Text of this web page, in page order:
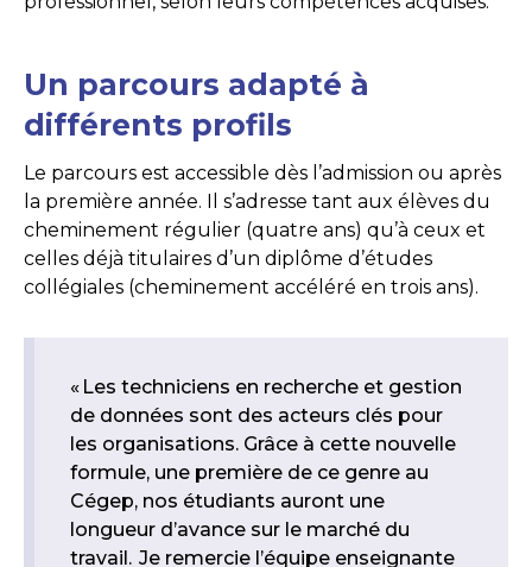
Un parcours adapté à
différents profils
Le parcours est accessible dès l’admission ou après
la première année. Il s’adresse tant aux élèves du
cheminement régulier (quatre ans) qu’à ceux et
celles déjà titulaires d’un diplôme d’études
collégiales (cheminement accéléré en trois ans).
« Les techniciens en recherche et gestion
de données sont des acteurs clés pour
les organisations. Grâce à cette nouvelle
formule, une première de ce genre au
Cégep, nos étudiants auront une
longueur d’avance sur le marché du
travail. Je remercie l’équipe enseignante